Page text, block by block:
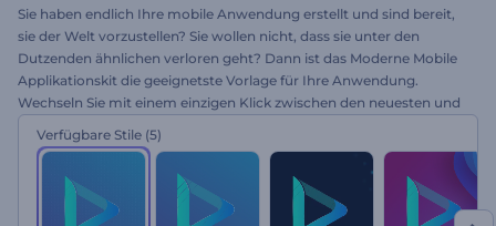
Sie haben endlich Ihre mobile Anwendung erstellt und sind bereit,
sie der Welt vorzustellen? Sie wollen nicht, dass sie unter den
Dutzenden ähnlichen verloren geht? Dann ist das Moderne Mobile
Applikationskit die geeignetste Vorlage für Ihre Anwendung.
Wechseln Sie mit einem einzigen Klick zwischen den neuesten und
Laptop oder Tablet, und haben Sie einen Effekt auf Ihre App-
Werbeaktion. Erstellen Sie Ihre Webinhalte mit dieser Vorlage und
werben Sie für Ihre Mobile Applikation, Social Media,
Geschäftspräsentation, Online-Marketing und viele weitere digitale
Verfügbare Stile (5)